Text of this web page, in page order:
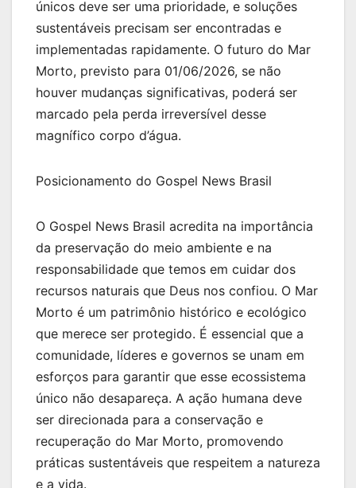
únicos deve ser uma prioridade, e soluções
sustentáveis precisam ser encontradas e
implementadas rapidamente. O futuro do Mar
Morto, previsto para 01/06/2026, se não
houver mudanças significativas, poderá ser
marcado pela perda irreversível desse
magnífico corpo d’água.
Posicionamento do Gospel News Brasil
O Gospel News Brasil acredita na importância
da preservação do meio ambiente e na
responsabilidade que temos em cuidar dos
recursos naturais que Deus nos confiou. O Mar
Morto é um patrimônio histórico e ecológico
que merece ser protegido. É essencial que a
comunidade, líderes e governos se unam em
esforços para garantir que esse ecossistema
único não desapareça. A ação humana deve
ser direcionada para a conservação e
recuperação do Mar Morto, promovendo
práticas sustentáveis que respeitem a natureza
e a vida.